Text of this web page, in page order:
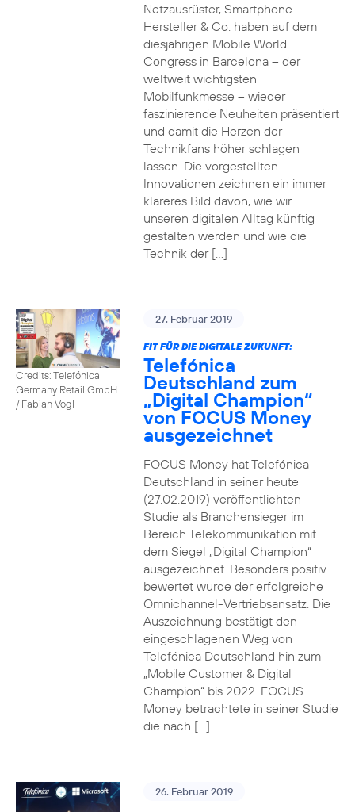
Netzausrüster, Smartphone-
Hersteller & Co. haben auf dem
diesjährigen Mobile World
Congress in Barcelona – der
weltweit wichtigsten
Mobilfunkmesse – wieder
faszinierende Neuheiten präsentiert
und damit die Herzen der
Technikfans höher schlagen
lassen. Die vorgestellten
Innovationen zeichnen ein immer
klareres Bild davon, wie wir
unseren digitalen Alltag künftig
gestalten werden und wie die
Technik der […]
Credits: Telefónica
Germany Retail GmbH
/ Fabian Vogl
27. Februar 2019
FIT FÜR DIE DIGITALE ZUKUNFT:
Telefónica
Deutschland zum
„Digital Champion“
von FOCUS Money
ausgezeichnet
FOCUS Money hat Telefónica
Deutschland in seiner heute
(27.02.2019) veröffentlichten
Studie als Branchensieger im
Bereich Telekommunikation mit
dem Siegel „Digital Champion“
ausgezeichnet. Besonders positiv
bewertet wurde der erfolgreiche
Omnichannel-Vertriebsansatz. Die
Auszeichnung bestätigt den
eingeschlagenen Weg von
Telefónica Deutschland hin zum
„Mobile Customer & Digital
Champion“ bis 2022. FOCUS
Money betrachtete in seiner Studie
die nach […]
26. Februar 2019